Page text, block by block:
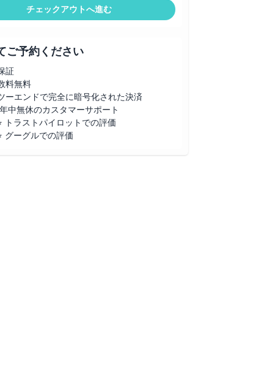
チェックアウトへ進む
ご予約ください
証
料無料
ーエンドで完全に暗号化された決済
中無休のカスタマーサポート
トラストパイロットでの評価
グーグルでの評価